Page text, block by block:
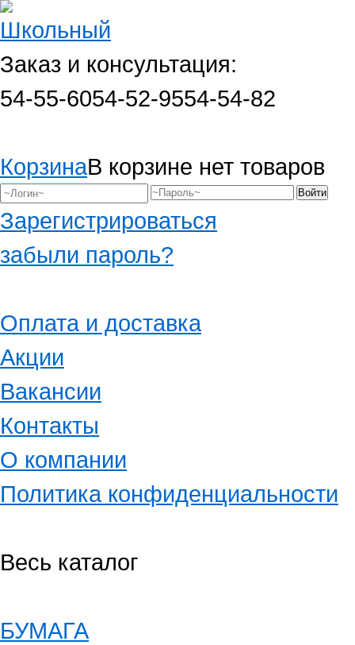
Заказ и консультация:
54-55-6054-52-9554-54-82
КорзинаВ корзине нет товаров
Зарегистрироваться
забыли пароль?
Оплата и доставка
Акции
Вакансии
Контакты
О компании
Политика конфиденциальности
Весь каталог
БУМАГА